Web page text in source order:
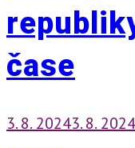
čase
3. 8. 20243. 8. 2024